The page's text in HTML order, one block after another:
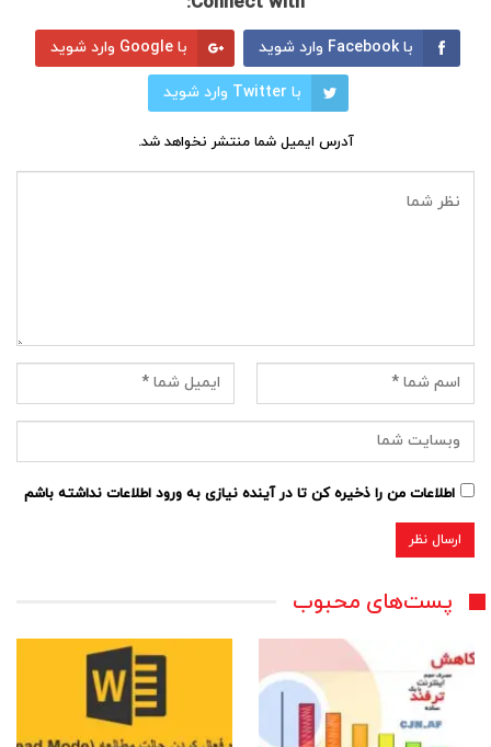
با Facebook وارد شوید با Google وارد شوید
با Twitter وارد شوید
آدرس ایمیل شما منتشر نخواهد شد.
اطلاعات من را ذخیره کن تا در آینده نیازی به ورود اطلاعات نداشته باشم
پست‌های محبوب